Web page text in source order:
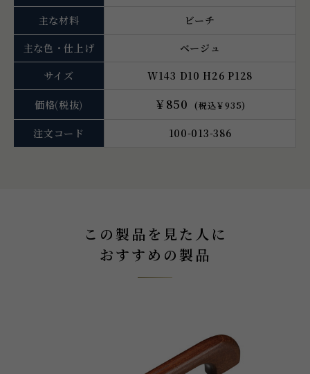
主な材料
ビーチ
主な色・仕上げ
ベージュ
サイズ
W143 D10 H26 P128
価格(税抜) ￥850 (税込￥935)
注文コード 100-013-386
この製品を見た人に
おすすめの製品